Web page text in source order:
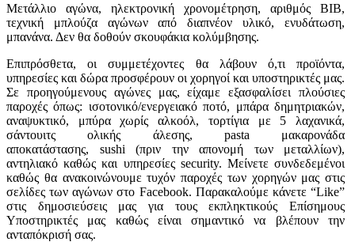
Μετάλλιο αγώνα, ηλεκτρονική χρονομέτρηση, αριθμός ΒΙΒ,
τεχνική μπλούζα αγώνων από διαπνέον υλικό, ενυδάτωση,
μπανάνα. Δεν θα δοθούν σκουφάκια κολύμβησης.
Επιπρόσθετα, οι συμμετέχοντες θα λάβουν ό,τι προϊόντα,
υπηρεσίες και δώρα προσφέρουν οι χορηγοί και υποστηρικτές μας.
Σε προηγούμενους αγώνες μας, είχαμε εξασφαλίσει πλούσιες
παροχές όπως: ισοτονικό/ενεργειακό ποτό, μπάρα δημητριακών,
αναψυκτικό, μπύρα χωρίς αλκοόλ, τορτίγια με 5 λαχανικά,
σάντουιτς ολικής άλεσης, pasta μακαρονάδα
αποκατάστασης, sushi (πριν την απονομή των μεταλλίων),
αντηλιακό καθώς και υπηρεσίες security. Μείνετε συνδεδεμένοι
καθώς θα ανακοινώνουμε τυχόν παροχές των χορηγών μας στις
σελίδες των αγώνων στο Facebook. Παρακαλούμε κάνετε “Like”
στις δημοσιεύσεις μας για τους εκπληκτικούς Επίσημους
Υποστηρικτές μας καθώς είναι σημαντικό να βλέπουν την
ανταπόκρισή σας.